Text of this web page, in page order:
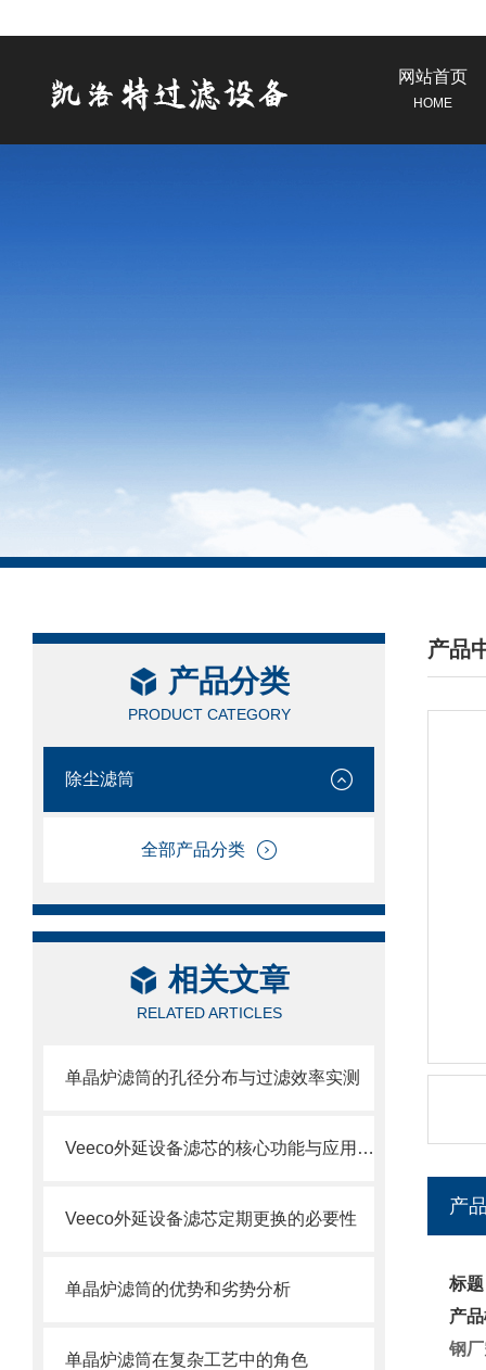
网站首页
HOME
产品分类
PRODUCT CATEGORY
除尘滤筒
全部产品分类
相关文章
RELATED ARTICLES
单晶炉滤筒的孔径分布与过滤效率实测
Veeco外延设备滤芯的核心功能与应用场景
Veeco外延设备滤芯定期更换的必要性
单晶炉滤筒的优势和劣势分析
单晶炉滤筒在复杂工艺中的角色
产品
/
产
标
产
钢